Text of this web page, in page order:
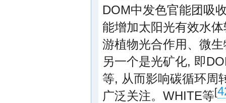
DOM中发色官能团吸
能增加太阳光有效水
游植物光合作用、微
另一个是光矿化, 即
等, 从而影响碳循环周
广泛关注。WHITE等[